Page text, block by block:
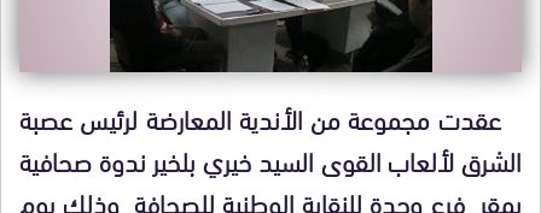
عقدت مجموعة من الأندية المعارضة لرئيس عصبة
الشرق لألعاب القوى السيد خيري بلخير ندوة صحافية
بمقر فرع وجدة للنقابة الوطنية للصحافة وذلك يوم